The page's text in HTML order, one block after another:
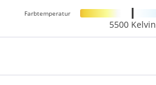
Farbtemperatur
5500 Kelvin